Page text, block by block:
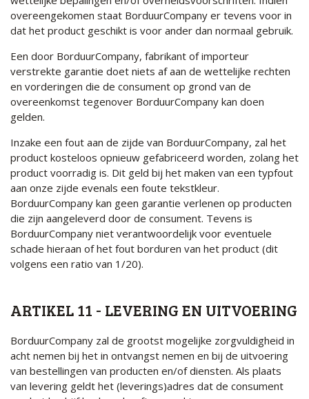
overeengekomen staat BorduurCompany er tevens voor in
dat het product geschikt is voor ander dan normaal gebruik.
Een door BorduurCompany, fabrikant of importeur
verstrekte garantie doet niets af aan de wettelijke rechten
en vorderingen die de consument op grond van de
overeenkomst tegenover BorduurCompany kan doen
gelden.
Inzake een fout aan de zijde van BorduurCompany, zal het
product kosteloos opnieuw gefabriceerd worden, zolang het
product voorradig is. Dit geld bij het maken van een typfout
aan onze zijde evenals een foute tekstkleur.
BorduurCompany kan geen garantie verlenen op producten
die zijn aangeleverd door de consument. Tevens is
BorduurCompany niet verantwoordelijk voor eventuele
schade hieraan of het fout borduren van het product (dit
volgens een ratio van 1/20).
ARTIKEL 11 - LEVERING EN UITVOERING
BorduurCompany zal de grootst mogelijke zorgvuldigheid in
acht nemen bij het in ontvangst nemen en bij de uitvoering
van bestellingen van producten en/of diensten. Als plaats
van levering geldt het (leverings)adres dat de consument